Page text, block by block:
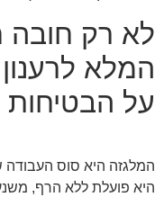
לא רק חובה
המלא
על הבטיחות
המלגזה היא סוס העבודה
היא פועלת ללא הרף,